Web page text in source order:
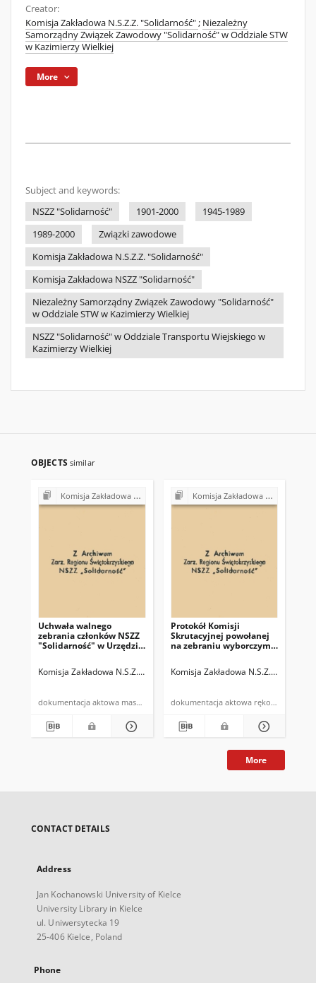
Creator:
Komisja Zakładowa N.S.Z.Z. "Solidarność"; Niezależny
Samorządny Związek Zawodowy "Solidarność" w Oddziale STW
w Kazimierzy Wielkiej
More
Subject and keywords:
NSZZ "Solidarność"
1901-2000
1945-1989
1989-2000
Związki zawodowe
Komisja Zakładowa N.S.Z.Z. "Solidarność"
Komisja Zakładowa NSZZ "Solidarność"
Niezależny Samorządny Związek Zawodowy "Solidarność"
w Oddziale STW w Kazimierzy Wielkiej
NSZZ "Solidarność" w Oddziale Transportu Wiejskiego w
Kazimierzy Wielkiej
OBJECTS similar
Komisja Zakładowa NSZZ "Solidarność" przy Urzędzie Gminy w Bodzentynie
Uchwała walnego
zebrania członków NSZZ
"Solidarność" w Urzędzie
Komisja Zakładowa N.S.Z.Z. "Solidarność" w Urzędzie Gminy
dokumentacja aktowa maszynopis
Komisja Zakładowa NSZZ "Solidarność" przy Urzędzie Gminy w Bodzentynie
Protokół Komisji
Skrutacyjnej powołanej
na zebraniu wyborczym
Urzędzie Gminy w
Komisja Zakładowa N.S.Z.Z.
dokumentacja aktowa rękopis
More
CONTACT DETAILS
Address
Jan Kochanowski University of Kielce
University Library in Kielce
ul. Uniwersytecka 19
25-406 Kielce, Poland
Phone